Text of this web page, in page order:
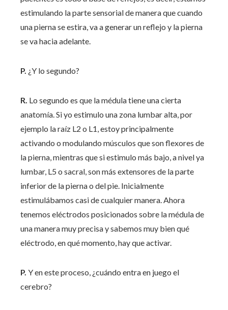
estimulando la parte sensorial de manera que cuando
una pierna se estira, va a generar un reflejo y la pierna
se va hacia adelante.
P. ¿Y lo segundo?
R. Lo segundo es que la médula tiene una cierta
anatomía. Si yo estimulo una zona lumbar alta, por
ejemplo la raíz L2 o L1, estoy principalmente
activando o modulando músculos que son flexores de
la pierna, mientras que si estimulo más bajo, a nivel ya
lumbar, L5 o sacral, son más extensores de la parte
inferior de la pierna o del pie. Inicialmente
estimulábamos casi de cualquier manera. Ahora
tenemos eléctrodos posicionados sobre la médula de
una manera muy precisa y sabemos muy bien qué
eléctrodo, en qué momento, hay que activar.
P. Y en este proceso, ¿cuándo entra en juego el
cerebro?